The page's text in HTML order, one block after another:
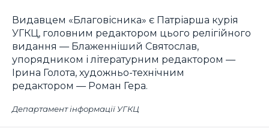
Видавцем «Благовісника» є Патріарша курія
УГКЦ, головним редактором цього релігійного
видання — Блаженніший Святослав,
упорядником і літературним редактором —
Ірина Голота, художньо-технічним
редактором — Роман Гера.
Департамент інформації УГКЦ